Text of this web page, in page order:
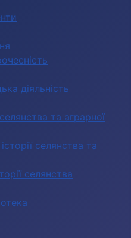
діяльність
та аграрної
селянства та
селянства